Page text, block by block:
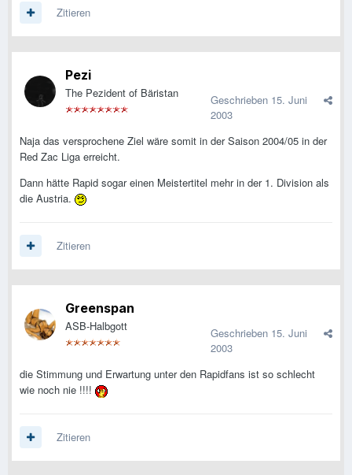
Zitieren
Pezi
The Pezident of Bäristan Geschrieben 15. Juni
2003
Naja das versprochene Ziel wäre somit in der Saison 2004/05 in der
Red Zac Liga erreicht.
Dann hätte Rapid sogar einen Meistertitel mehr in der 1. Division als
die Austria.
Zitieren
Greenspan
ASB-Halbgott Geschrieben 15. Juni
2003
die Stimmung und Erwartung unter den Rapidfans ist so schlecht
wie noch nie !!!!
Zitieren